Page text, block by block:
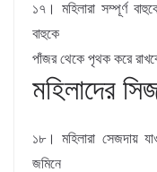
১৭। মহিলারা সম্পূর্ণ
বাহুকে
পাঁজর থেকে পৃথক করে
মহিলাদের
১৮। মহিলারা সেজদায়
জমিনে